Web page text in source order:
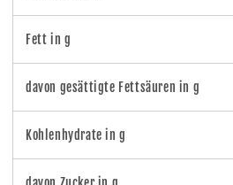
Fett in g
davon gesättigte Fettsäuren in g
Kohlenhydrate in g